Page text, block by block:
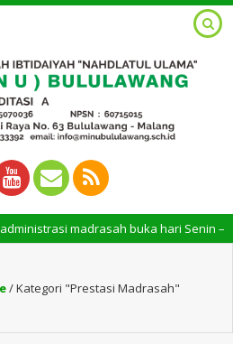
buka hari Senin – Sabtu mulai pukul
/Kategori "Prestasi Madrasah"